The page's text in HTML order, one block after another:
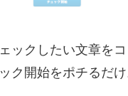
ックしたい文章を
ク開始をポチるだけ